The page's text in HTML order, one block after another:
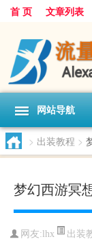
首 页 文章列表
网站导航
> 出装教程 >
梦幻西游冥
网友: lhx 出装